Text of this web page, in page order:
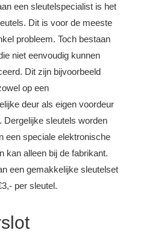
een sleutelspecialist is het
Dit is voor de meeste
probleem. Toch bestaan
niet eenvoudig kunnen
Dit zijn bijvoorbeeld
op een
deur als eigen voordeur
Dergelijke sleutels worden
een speciale elektronische
kan alleen bij de fabrikant.
een gemakkelijke sleutelset
per sleutel.